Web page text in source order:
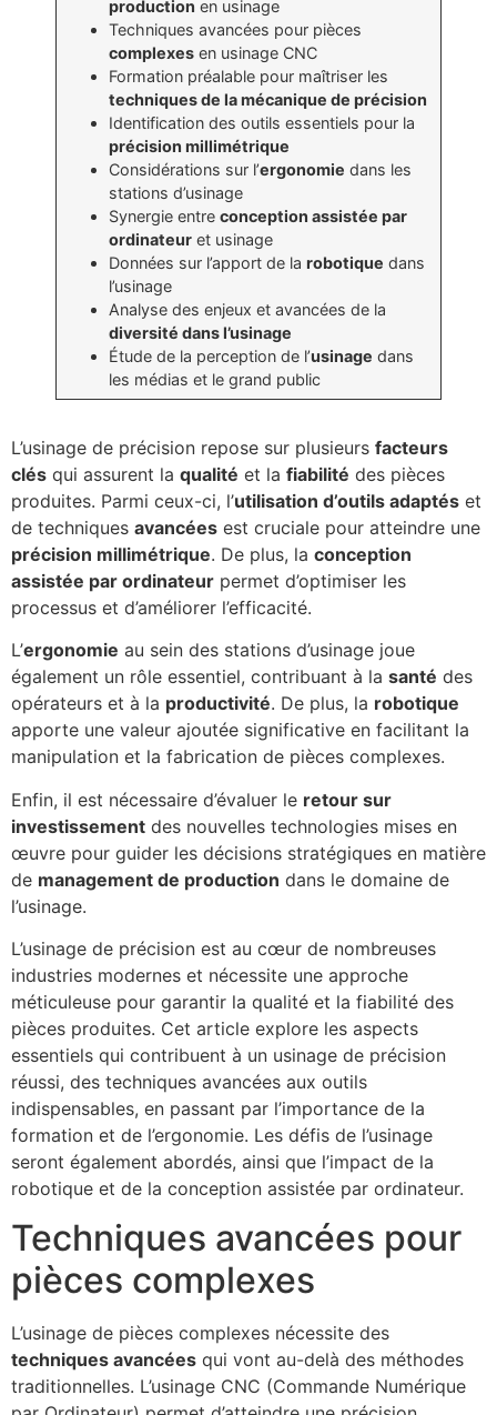
production en usinage
Techniques avancées pour pièces
complexes en usinage CNC
Formation préalable pour maîtriser les
techniques de la mécanique de précision
Identification des outils essentiels pour la
précision millimétrique
Considérations sur l’ergonomie dans les
stations d’usinage
Synergie entreconception assistée par
ordinateur et usinage
Données sur l’apport de larobotique dans
l’usinage
Analyse des enjeux et avancées de la
diversité dans l’usinage
Étude de la perception de l’usinage dans
les médias et le grand public
L’usinage de précision repose sur plusieurs facteurs
clés qui assurent la qualité et la fiabilité des pièces
produites. Parmi ceux-ci, l’utilisation d’outils adaptés et
de techniques avancées est cruciale pour atteindre une
précision millimétrique. De plus, la conception
assistée par ordinateur permet d’optimiser les
processus et d’améliorer l’efficacité.
L’ergonomie au sein des stations d’usinage joue
également un rôle essentiel, contribuant à la santé des
opérateurs et à la productivité. De plus, la robotique
apporte une valeur ajoutée significative en facilitant la
manipulation et la fabrication de pièces complexes.
Enfin, il est nécessaire d’évaluer le retour sur
investissement des nouvelles technologies mises en
œuvre pour guider les décisions stratégiques en matière
de management de production dans le domaine de
l’usinage.
L’usinage de précision est au cœur de nombreuses
industries modernes et nécessite une approche
méticuleuse pour garantir la qualité et la fiabilité des
pièces produites. Cet article explore les aspects
essentiels qui contribuent à un usinage de précision
réussi, des techniques avancées aux outils
indispensables, en passant par l’importance de la
formation et de l’ergonomie. Les défis de l’usinage
seront également abordés, ainsi que l’impact de la
robotique et de la conception assistée par ordinateur.
Techniques avancées pour
pièces complexes
L’usinage de pièces complexes nécessite des
techniques avancées qui vont au-delà des méthodes
traditionnelles. L’usinage CNC (Commande Numérique